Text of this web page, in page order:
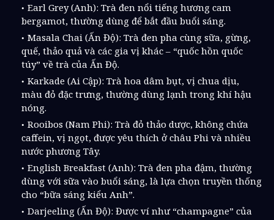
Earl Grey (Anh): Trà đen nổi tiếng hương cam
bergamot, thường dùng để bắt đầu buổi sáng.
Masala Chai (Ấn Độ): Trà đen pha cùng sữa, gừng,
quế, thảo quả và các gia vị khác – “quốc hồn quốc
túy” về trà của Ấn Độ.
Karkade (Ai Cập): Trà hoa dâm bụt, vị chua dịu,
màu đỏ đặc trưng, thường dùng lạnh trong khí hậu
nóng.
Rooibos (Nam Phi): Trà đỏ thảo dược, không chứa
caffein, vị ngọt, được yêu thích ở châu Phi và nhiều
nước phương Tây.
English Breakfast (Anh): Trà đen pha đậm, thường
dùng với sữa vào buổi sáng, là lựa chọn truyền thống
cho “bữa sáng kiểu Anh”.
Darjeeling (Ấn Độ): Được ví như “champagne” của